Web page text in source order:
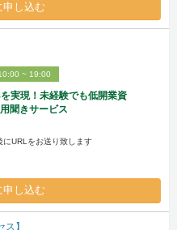
申し込む
~ 19:00
実現！未経験でも低開業資
聞きサービス
にURLをお送り致します
申し込む
】